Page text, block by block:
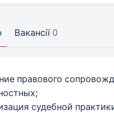
Вакансії 0
правового
судебной